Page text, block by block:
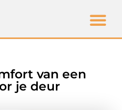
van een
je deur